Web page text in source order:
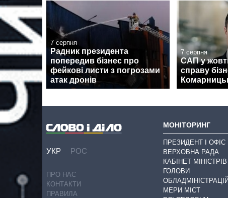
7 серпня
Радник президента
попередив бізнес про
фейкові листи з погрозами
атак дронів
7 серпня
САП у
справу
УКР РОС
ПРО НАС
КОНТАКТИ
ПРАВИЛА
МОНІТОРИНГ
ПРЕЗИДЕНТ І ОФІС
ВЕРХОВНА РАДА
КАБІНЕТ МІНІСТРІВ
ГОЛОВИ
ОБЛАДМІНІСТРАЦІЙ
МЕРИ МІСТ